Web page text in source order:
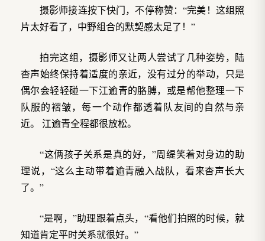
摄影师接连按下快门，不停称赞：“完美！这组照
片太好看了，中野组合的默契感太足了！”
拍完这组，摄影师又让两人尝试了几种姿势，陆
杳声始终保持着适度的亲近，没有过分的举动，只是
偶尔会轻轻碰一下江逾青的胳膊，或是帮他整理一下
队服的褶皱，每一个动作都透着队友间的自然与亲
近。 江逾青全程都很放松。
“这俩孩子关系是真的好，”周缇笑着对身边的助
理说，“这么主动带着逾青融入战队，看来杳声长大
了。”
“是啊，”助理跟着点头，“看他们拍照的时候，就
知道肯定平时关系就很好。”